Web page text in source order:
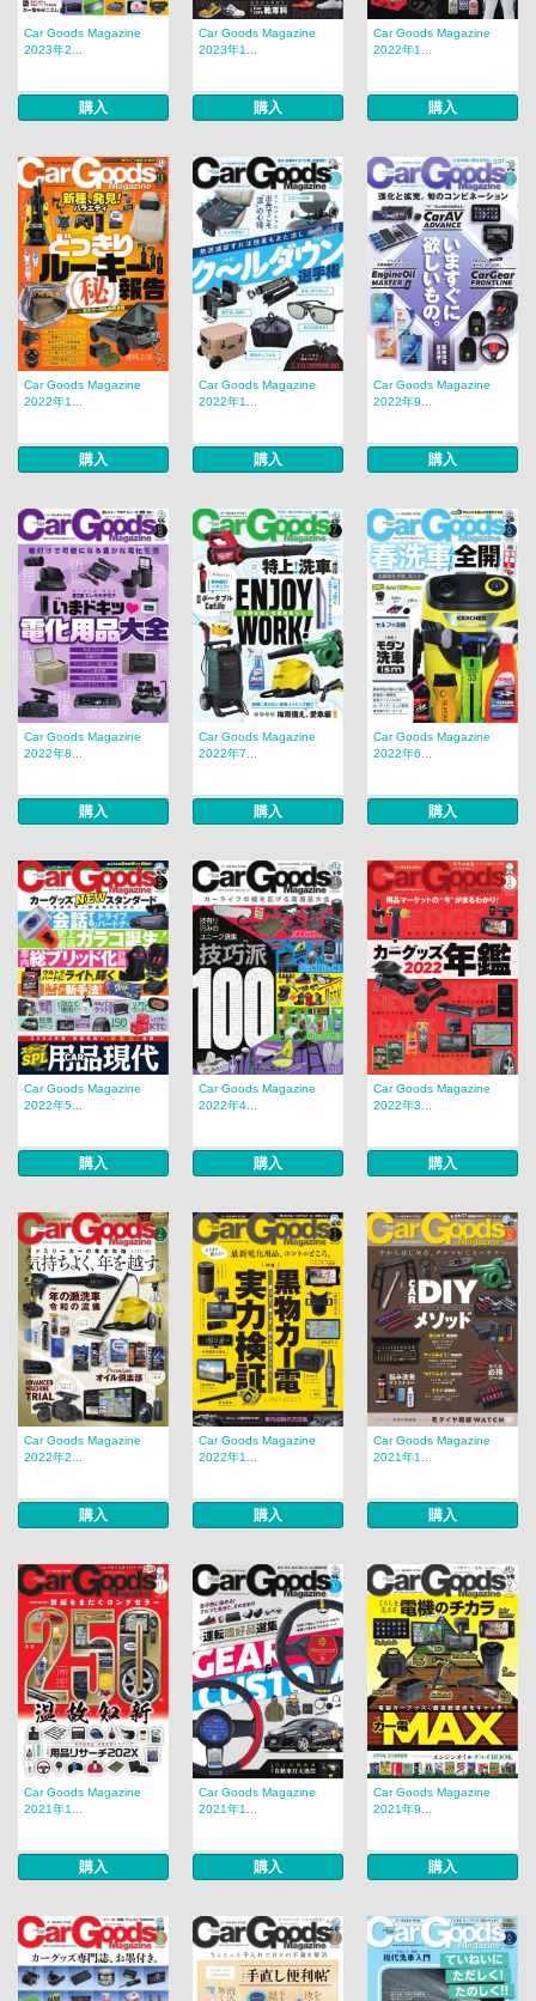
Car Goods Magazine
2023年2...
購入
Car Goods Magazine
2023年1...
購入
Car Goods Magazine
2022年1...
購入
Car Goods Magazine
2022年1...
購入
Car Goods Magazine
2022年1...
購入
Car Goods Magazine
2022年9...
購入
Car Goods Magazine
2022年8...
購入
Car Goods Magazine
2022年7...
購入
Car Goods Magazine
2022年6...
購入
Car Goods Magazine
2022年5...
購入
Car Goods Magazine
2022年4...
購入
Car Goods Magazine
2022年3...
購入
Car Goods Magazine
2022年2...
購入
Car Goods Magazine
2022年1...
購入
Car Goods Magazine
2021年1...
購入
Car Goods Magazine
2021年1...
購入
Car Goods Magazine
2021年1...
購入
Car Goods Magazine
2021年9...
購入